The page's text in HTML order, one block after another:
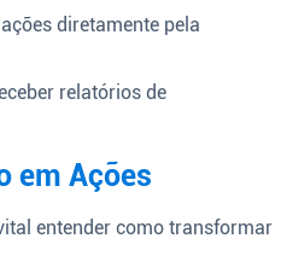
diretamente pela
relatórios de
em Ações
entender como transformar